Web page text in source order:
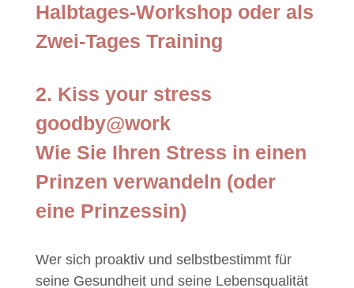
Halbtages-Workshop oder als
Zwei-Tages Training
2. Kiss your stress
goodby@work
Wie Sie Ihren Stress in einen
Prinzen verwandeln (oder
eine Prinzessin)
Wer sich proaktiv und selbstbestimmt für
seine Gesundheit und seine Lebensqualität